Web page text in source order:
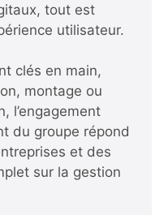
tout est
utilisateur.
clés en main,
montage ou
l’engagement
du groupe répond
et des
sur la gestion